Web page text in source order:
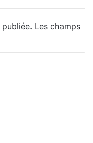
Les champs